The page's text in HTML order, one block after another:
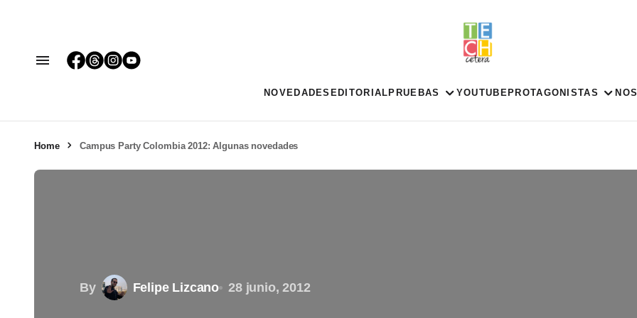
NOVEDADES EDITORIAL PRUEBAS YOUTUBE PROTAGONISTAS
Home Campus Party Colombia 2012: Algunas novedades
By Felipe Lizcano 28 junio, 2012